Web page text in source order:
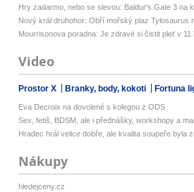
Hry zadarmo, nebo se slevou: Baldur's Gate 3 na
Nový král druhohor: Obří mořský plaz Tylosaurus
Mourrisonova poradna: Je zdravé si čistit pleť v 11
Video
Prostor X Branky, body, kokoti Fortuna
Eva Decroix na dovolené s kolegou z ODS
Sex, fetiš, BDSM, ale i přednášky, workshopy a
Hradec hrál velice dobře, ale kvalita soupeře byla
Nákupy
hledejceny.cz